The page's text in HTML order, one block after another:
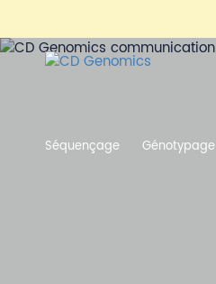
Séquençage Génotypage